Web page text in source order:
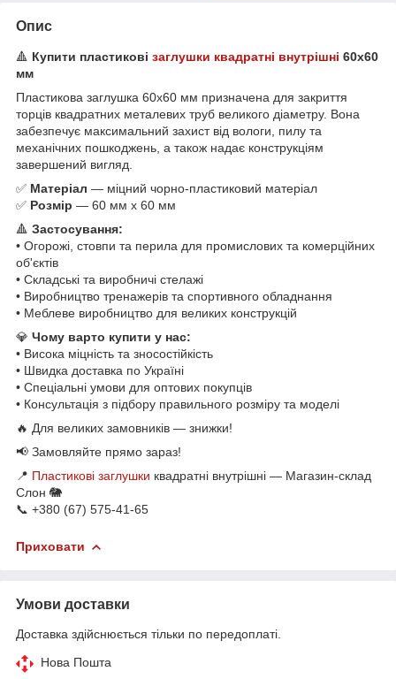
Опис
🔺 Купити пластикові заглушки квадратні внутрішні 60х60
мм
Пластикова заглушка 60х60 мм призначена для закриття
торців квадратних металевих труб великого діаметру. Вона
забезпечує максимальний захист від вологи, пилу та
механічних пошкоджень, а також надає конструкціям
завершений вигляд.
✅ Матеріал — міцний чорно-пластиковий матеріал
✅ Розмір — 60 мм х 60 мм
🔺 Застосування:
• Огорожі, стовпи та перила для промислових та комерційних
об'єктів
• Складські та виробничі стелажі
• Виробництво тренажерів та спортивного обладнання
• Меблеве виробництво для великих конструкцій
💎 Чому варто купити у нас:
• Висока міцність та зносостійкість
• Швидка доставка по Україні
• Спеціальні умови для оптових покупців
• Консультація з підбору правильного розміру та моделі
🔥 Для великих замовників — знижки!
📢 Замовляйте прямо зараз!
📍 Пластикові заглушки квадратні внутрішні — Магазин-склад
Слон 🐘
📞 +380 (67) 575-41-65
Приховати
Умови доставки
Доставка здійснюється тільки по передоплаті.
Нова Пошта